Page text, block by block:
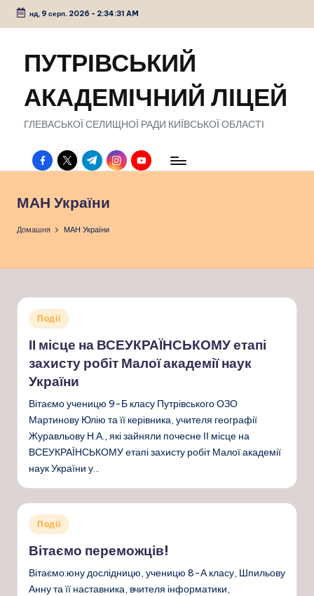
Перейти
нд, 9 серп. 2026 - 2:34:32 AM
ПУТРІВСЬКИЙ
АКАДЕМІЧНИЙ ЛІЦЕЙ
ГЛЕВАСЬКОЇ СЕЛИЩНОЇ РАДИ КИЇВСЬКОЇ ОБЛАСТІ
facebook.com
twitter.com
t.me instagram.com
youtube.com
МАН України
Домашня МАН України
Опубліковано
Події
ІІ місце на ВСЕУКРАЇНСЬКОМУ етапі
захисту робіт Малої академії наук
України
Вітаємо ученицю 9-Б класу Путрівського ОЗО
Мартинову Юлію та її керівника, учителя географії
Журавльову Н.А., які зайняли почесне ІІ місце на
ВСЕУКРАЇНСЬКОМУ етапі захисту робіт Малої академії
наук України у…
Опубліковано
Події
Вітаємо переможців!
Вітаємо:юну дослідницю, ученицю 8-А класу, Шпильову
Анну та її наставника, вчителя інформатики,